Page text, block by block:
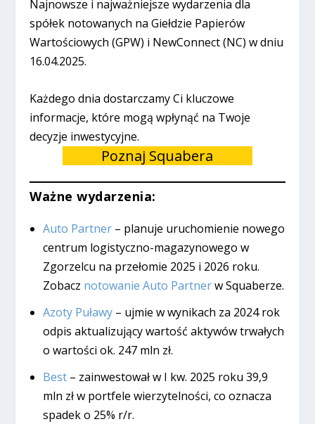
Najnowsze i najważniejsze wydarzenia dla
spółek notowanych na Giełdzie Papierów
Wartościowych (GPW) i NewConnect (NC) w dniu
16.04.2025.
Każdego dnia dostarczamy Ci kluczowe
informacje, które mogą wpłynąć na Twoje
decyzje inwestycyjne.
Poznaj Squabera
Ważne wydarzenia:
Auto Partner– planuje uruchomienie nowego
centrum logistyczno-magazynowego w
Zgorzelcu na przełomie 2025 i 2026 roku.
Zobacz notowanie Auto Partnerw Squaberze.
Azoty Puławy– ujmie w wynikach za 2024 rok
odpis aktualizujący wartość aktywów trwałych
o wartości ok. 247 mln zł.
Best– zainwestował w I kw. 2025 roku 39,9
mln zł w portfele wierzytelności, co oznacza
spadek o 25% r/r.